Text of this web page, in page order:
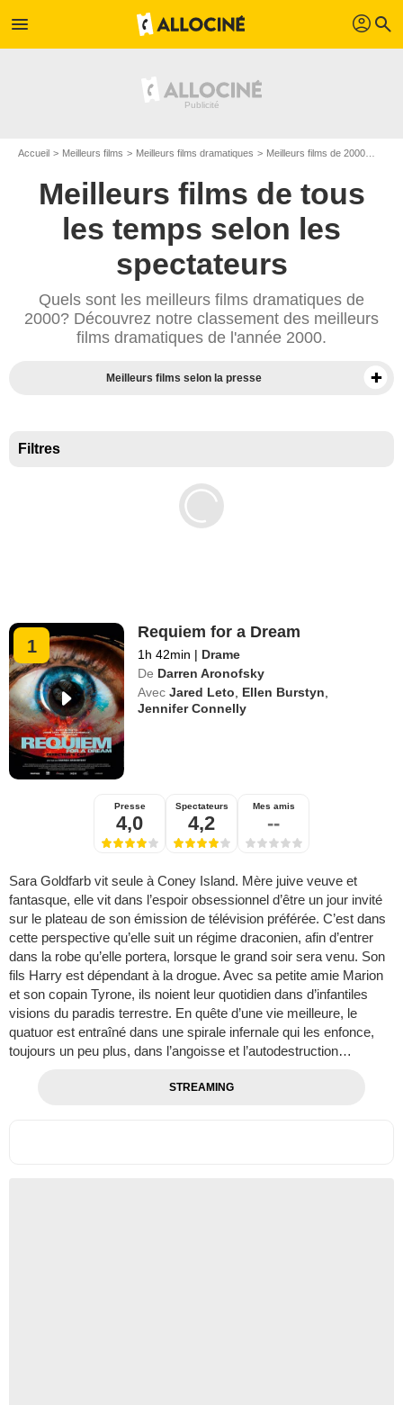
menu profil search
Accueil Meilleurs films Meilleurs films dramatiques Meilleurs films de 2000
Meilleurs films de tous
les temps selon les
spectateurs
Quels sont les meilleurs films dramatiques de
2000? Découvrez notre classement des meilleurs
films dramatiques de l'année 2000.
Meilleurs films selon la presse
Filtres
1
Requiem for a Dream
1h 42min | Drame
De Darren Aronofsky
Avec Jared Leto Ellen Burstyn
Jennifer Connelly
Presse
4,0
Spectateurs
4,2
Mes amis
--
Sara Goldfarb vit seule à Coney Island. Mère juive veuve et
fantasque, elle vit dans l’espoir obsessionnel d’être un jour invité
sur le plateau de son émission de télévision préférée. C’est dans
cette perspective qu’elle suit un régime draconien, afin d’entrer
dans la robe qu’elle portera, lorsque le grand soir sera venu. Son
fils Harry est dépendant à la drogue. Avec sa petite amie Marion
et son copain Tyrone, ils noient leur quotidien dans d’infantiles
visions du paradis terrestre. En quête d’une vie meilleure, le
quatuor est entraîné dans une spirale infernale qui les enfonce,
toujours un peu plus, dans l’angoisse et l’autodestruction…
STREAMING